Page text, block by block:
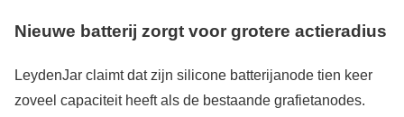
Nieuwe batterij zorgt voor grotere actieradius
LeydenJar claimt dat zijn silicone batterijanode tien keer
zoveel capaciteit heeft als de bestaande grafietanodes.